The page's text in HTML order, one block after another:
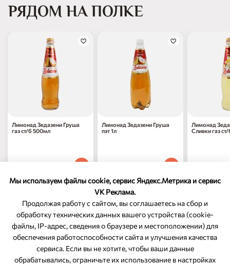
Мы используем файлы cookie, сервис Яндекс.Метрика и сервис
VK Реклама.
Продолжая работу с сайтом, вы соглашаетесь на сбор и
обработку технических данных вашего устройства (cookie-
файлы, IP-адрес, сведения о браузере и местоположении) для
обеспечения работоспособности сайта и улучшения качества
сервиса. Если вы не хотите, чтобы ваши данные
обрабатывались, ограничьте их использование в настройках
РЯДОМ НА ПОЛКЕ
Лимонад Зедазени Груша
газ ст/б 500мл
Лимонад Зедазени Груша
пэт 1л
Лимонад
Сливки газ
ОБРАТНАЯ СВЯЗЬ
8-800-350-46-10